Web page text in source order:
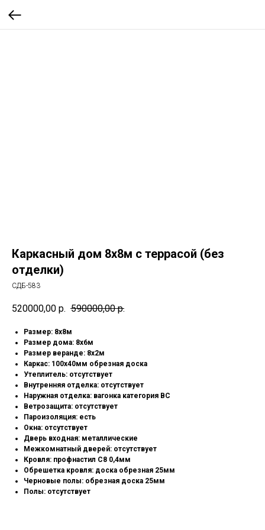
Каркасный дом 8х8м с террасой (без
отделки)
СДБ-583
520000,00 р. 590000,00 р.
Размер: 8х8м
Размер дома: 8х6м
Размер веранде: 8х2м
Каркас: 100х40мм обрезная доска
⁠Утеплитель: отсутствует
Внутренняя отделка: отсутствует
Наружная отделка: вагонка категория ВС
⁠Ветрозащита: отсутствует
⁠Пароизоляция: есть
⁠Окна: отсутствует
⁠Дверь входная: металлические
Межкомнатный дверей: отсутствует
⁠Кровля: профнастил С8 0,4мм
Обрешетка кровля: доска обрезная 25мм
Черновые полы: обрезная доска 25мм
Полы: отсутствует